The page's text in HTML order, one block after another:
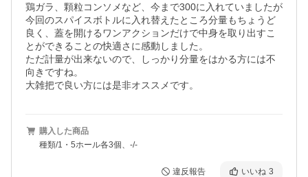
鶏ガラ、顆粒コンソメなど、今まで300に入れていましたが
今回のスパイスボトルに入れ替えたところ分量もちょうど
良く、蓋を開けるワンアクションだけで中身を取り出すこ
とができることの快適さに感動しました。
ただ計量が出来ないので、しっかり分量をはかる方には不
向きですね。
大雑把で良い方には是非オススメです。
購入した商品
種類/1・5ホール各3個、-/-
違反報告 いいね 3